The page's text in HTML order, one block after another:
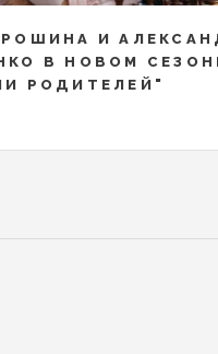
И
В НОВОМ
РОДИТЕЛЕЙ"